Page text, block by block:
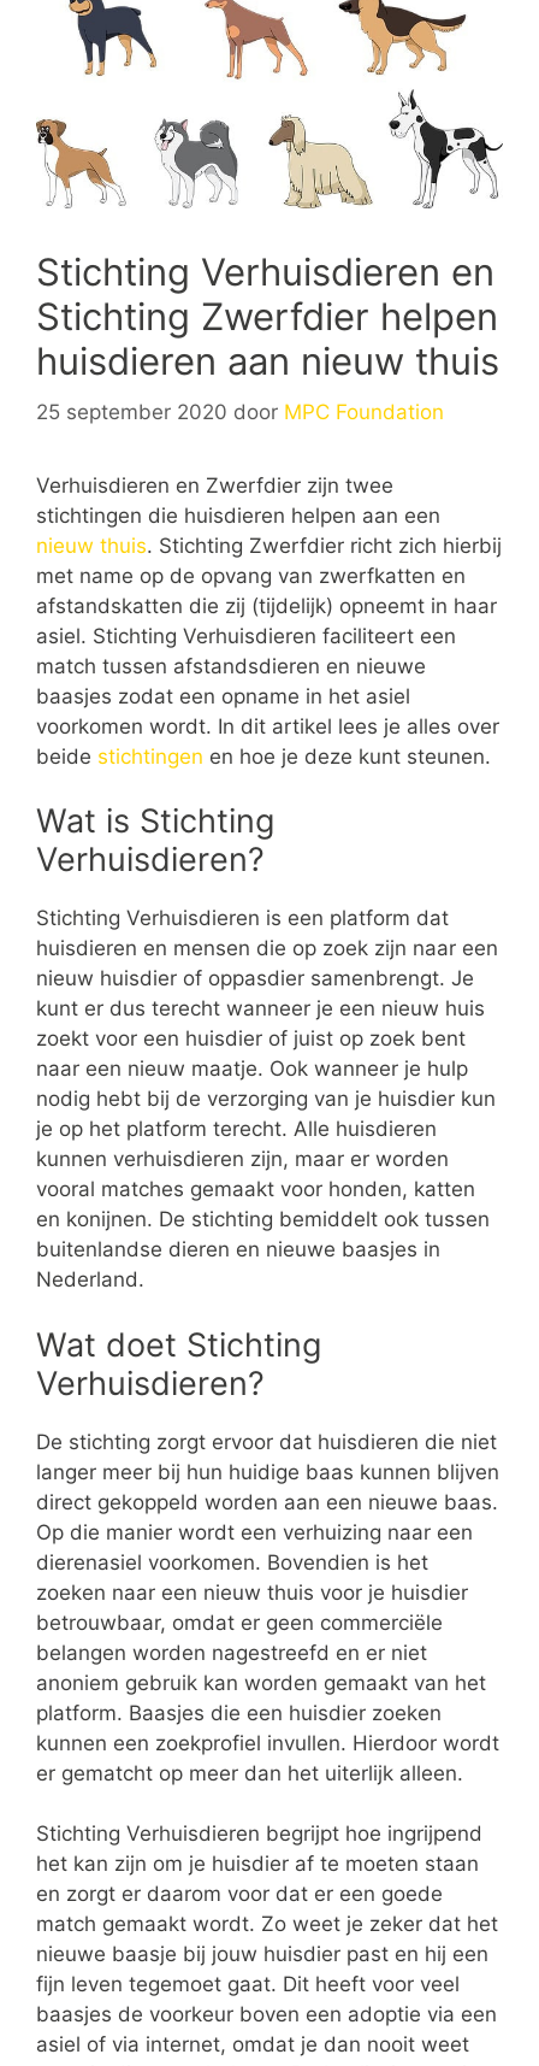
Stichting Verhuisdieren en
Stichting Zwerfdier helpen
huisdieren aan nieuw thuis
25 september 2020 door MPC Foundation
Verhuisdieren en Zwerfdier zijn twee
stichtingen die huisdieren helpen aan een
nieuw thuis. Stichting Zwerfdier richt zich hierbij
met name op de opvang van zwerfkatten en
afstandskatten die zij (tijdelijk) opneemt in haar
asiel. Stichting Verhuisdieren faciliteert een
match tussen afstandsdieren en nieuwe
baasjes zodat een opname in het asiel
voorkomen wordt. In dit artikel lees je alles over
beide stichtingen en hoe je deze kunt steunen.
Wat is Stichting
Verhuisdieren?
Stichting Verhuisdieren is een platform dat
huisdieren en mensen die op zoek zijn naar een
nieuw huisdier of oppasdier samenbrengt. Je
kunt er dus terecht wanneer je een nieuw huis
zoekt voor een huisdier of juist op zoek bent
naar een nieuw maatje. Ook wanneer je hulp
nodig hebt bij de verzorging van je huisdier kun
je op het platform terecht. Alle huisdieren
kunnen verhuisdieren zijn, maar er worden
vooral matches gemaakt voor honden, katten
en konijnen. De stichting bemiddelt ook tussen
buitenlandse dieren en nieuwe baasjes in
Nederland.
Wat doet Stichting
Verhuisdieren?
De stichting zorgt ervoor dat huisdieren die niet
langer meer bij hun huidige baas kunnen blijven
direct gekoppeld worden aan een nieuwe baas.
Op die manier wordt een verhuizing naar een
dierenasiel voorkomen. Bovendien is het
zoeken naar een nieuw thuis voor je huisdier
betrouwbaar, omdat er geen commerciële
belangen worden nagestreefd en er niet
anoniem gebruik kan worden gemaakt van het
platform. Baasjes die een huisdier zoeken
kunnen een zoekprofiel invullen. Hierdoor wordt
er gematcht op meer dan het uiterlijk alleen.
Stichting Verhuisdieren begrijpt hoe ingrijpend
het kan zijn om je huisdier af te moeten staan
en zorgt er daarom voor dat er een goede
match gemaakt wordt. Zo weet je zeker dat het
nieuwe baasje bij jouw huisdier past en hij een
fijn leven tegemoet gaat. Dit heeft voor veel
baasjes de voorkeur boven een adoptie via een
asiel of via internet, omdat je dan nooit weet